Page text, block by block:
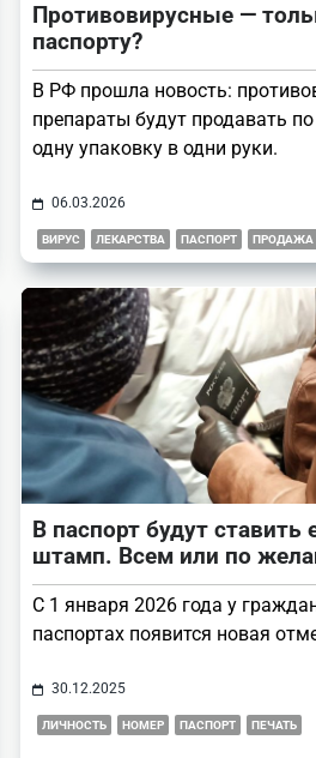
Противовирусные —
паспорту?
В РФ прошла новость:
препараты будут продавать по
одну упаковку в одни руки.
06.03.2026
ВИРУС ЛЕКАРСТВА ПАСПОРТ ПРОДАЖА
В паспорт будут ставить
штамп. Всем или по
С 1 января 2026 года у
паспортах появится новая
30.12.2025
ЛИЧНОСТЬ НОМЕР ПАСПОРТ ПЕЧАТЬ